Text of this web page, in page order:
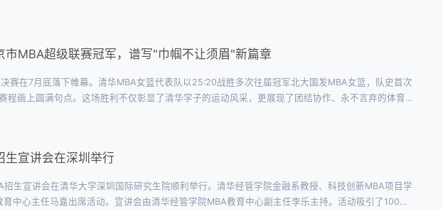
MBA超级联赛冠军，谱写"巾帼不让须眉"新篇章
在7月底落下帷幕。清华MBA女篮代表队以25:20战胜多次往届冠军北大国发MBA女篮，队史首次
程画上圆满句点。这场胜利不仅彰显了清华学子的运动风采，更展现了团结协作、永不言弃的体育
生宣讲会在深圳举行
生宣讲会在清华大学深圳国际研究生院顺利举行。清华经管学院金融系教授、科技创新MBA项目学
中心主任马嘉出席活动。宣讲会由清华经管学院MBA教育中心副主任李乐主持。活动吸引了100余